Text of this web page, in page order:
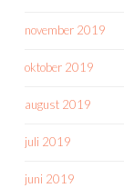
november 2019
oktober 2019
august 2019
juli 2019
juni 2019